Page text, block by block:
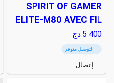
SPIRIT OF GAMER
ELITE-M80 AVEC FIL
5 400 دج
التوصيل متوفر
إتصال